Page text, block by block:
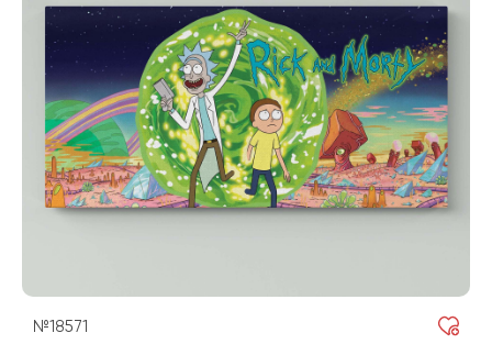
№18571